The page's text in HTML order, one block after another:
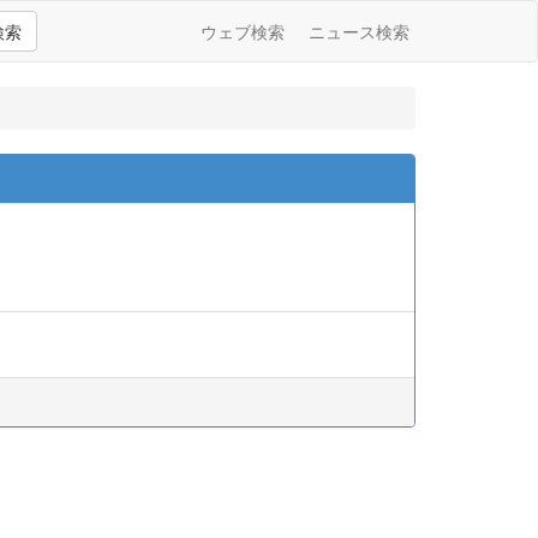
索 ウェブ検索 ニュース検索